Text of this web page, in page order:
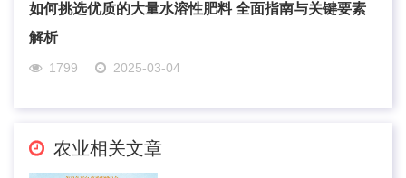
如何挑选优质的大量水溶性肥料 全面指南与关键要素
解析
1799 2025-03-04
农业相关文章